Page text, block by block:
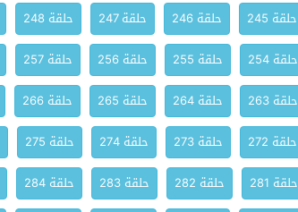
حلقة 245 حلقة 246 حلقة 247 حلقة 248
حلقة 254 حلقة 255 حلقة 256 حلقة 257
حلقة 263 حلقة 264 حلقة 265 حلقة 266
حلقة 272 حلقة 273 حلقة 274 حلقة 275
حلقة 281 حلقة 282 حلقة 283 حلقة 284